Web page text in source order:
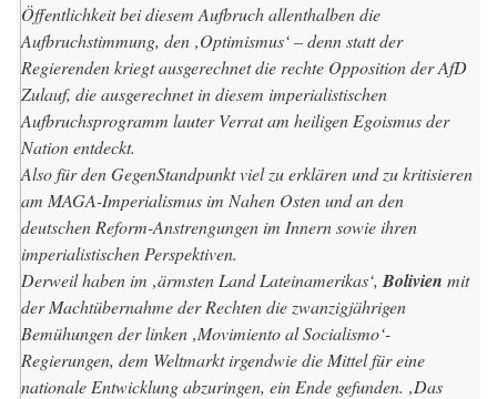
Öffentlichkeit bei diesem Aufbruch allenthalben die
Aufbruchstimmung, den ‚Optimismus‘ – denn statt der
Regierenden kriegt ausgerechnet die rechte Opposition der AfD
Zulauf, die ausgerechnet in diesem imperialistischen
Aufbruchsprogramm lauter Verrat am heiligen Egoismus der
Nation entdeckt.
Also für denGegenStandpunktviel zu erklären und zu kritisieren
am MAGA-Imperialismus im Nahen Osten und an den
deutschen Reform-Anstrengungen im Innern sowie ihren
imperialistischen Perspektiven.
Derweil haben im ‚ärmsten Land Lateinamerikas‘,Bolivien mit
der Machtübernahme der Rechten die zwanzigjährigen
Bemühungen der linken ‚Movimiento al Socialismo‘-
Regierungen, dem Weltmarkt irgendwie die Mittel für eine
nationale Entwicklung abzuringen, ein Ende gefunden. ‚Das